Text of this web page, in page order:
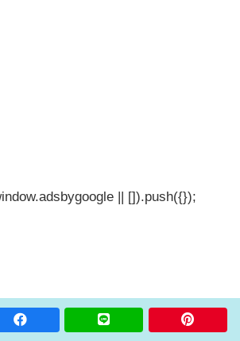
|| []).push({});